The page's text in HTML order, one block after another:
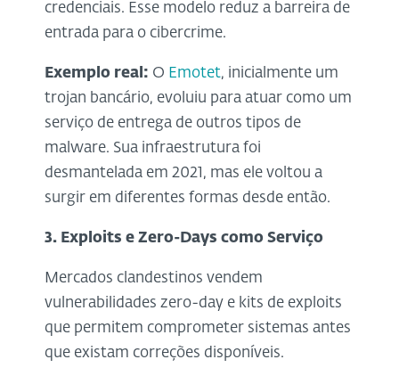
credenciais. Esse modelo reduz a barreira de
entrada para o cibercrime.
Exemplo real: O Emotet, inicialmente um
trojan bancário, evoluiu para atuar como um
serviço de entrega de outros tipos de
malware. Sua infraestrutura foi
desmantelada em 2021, mas ele voltou a
surgir em diferentes formas desde então.
3. Exploits e Zero-Days como Serviço
Mercados clandestinos vendem
vulnerabilidades zero-day e kits de exploits
que permitem comprometer sistemas antes
que existam correções disponíveis.